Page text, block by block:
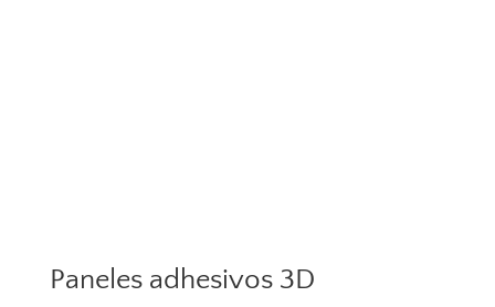
Paneles adhesivos 3D